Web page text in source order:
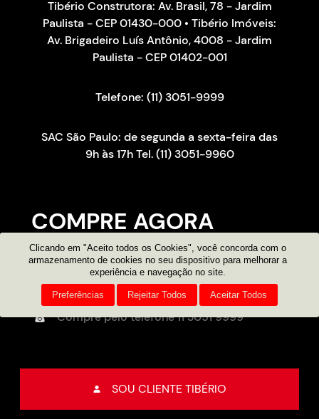
COMPRE AGORA
Consultor on-line
Atendimento por e-mail
Compre pelo telefone11 3051 9999
SOU CLIENTE TIBÉRIO
Tibério Construtora: Av. Brasil, 78 - Jardim
Paulista - CEP 01430-000 • Tibério Imóveis:
Av. Brigadeiro Luís Antônio, 4008 - Jardim
Paulista - CEP 01402-001
Telefone: (11) 3051-9999
SAC São Paulo: de segunda a sexta-feira das
9h às 17h Tel. (11) 3051-9960
Clicando em "Aceito todos os Cookies", você concorda com o
armazenamento de cookies no seu dispositivo para melhorar a
experiência e navegação no site.
Preferências Rejeitar Todos Aceitar Todos